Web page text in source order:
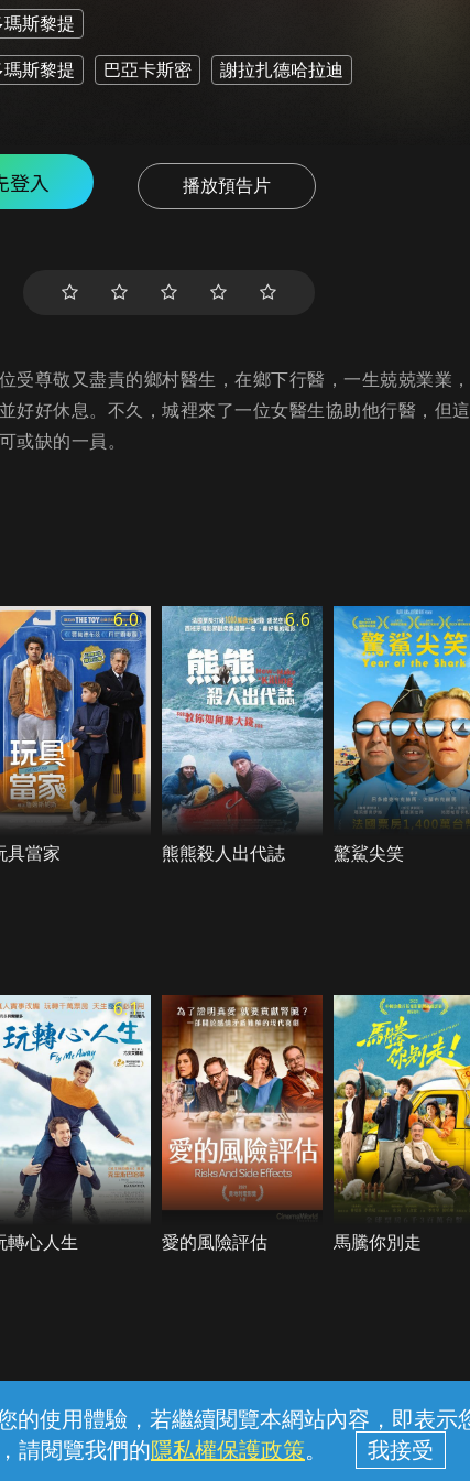
的使用體驗，若繼續閱覽本網站內容，即表示
請閱覽我們的隱私權保護政策。
瑪斯黎提
瑪斯黎提 巴亞卡斯密 謝拉扎德哈拉迪
登入 播放預告片
受尊敬又盡責的鄉村醫生，在鄉下行醫，一生兢兢業業
好好休息。不久，城裡來了一位女醫生協助他行醫，但
或缺的一員。
6.0
具當家
6.6
熊熊殺人出代誌 驚鯊尖笑
6.1
轉心人生 愛的風險評估 馬騰你別走
線上客服 服務條款 隱私權保護
有限公司個人家庭分公司 (統一編號：96979949) © 2026